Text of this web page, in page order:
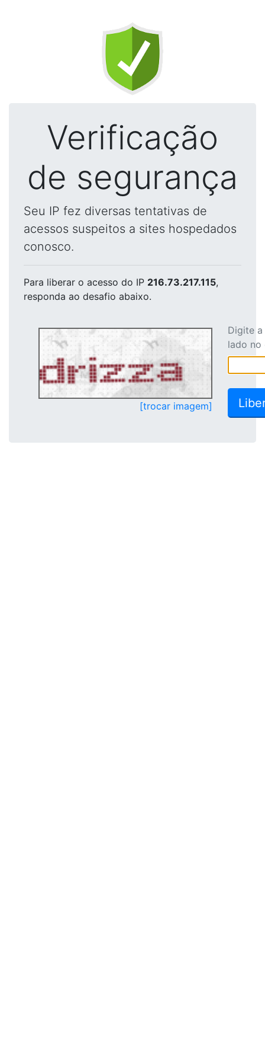
Verificação
de segurança
Seu IP fez diversas tentativas de
acessos suspeitos a sites hospedados
conosco.
Para liberar o acesso do IP 216.73.217.115,
responda ao desafio abaixo.
[trocar imagem]
Digite
lado no